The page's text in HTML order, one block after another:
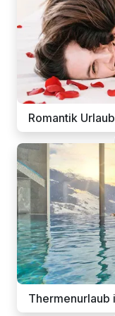
Romantik
Thermenurlaub